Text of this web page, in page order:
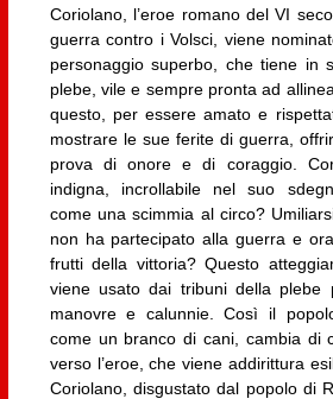
Coriolano, l’eroe romano del VI
guerra contro i Volsci, viene
personaggio superbo, che tiene in
plebe, vile e sempre pronta ad
questo, per essere amato e
mostrare le sue ferite di guerra,
prova di onore e di coraggio.
indigna, incrollabile nel suo
come una scimmia al circo?
non ha partecipato alla guerra e
frutti della vittoria? Questo
viene usato dai tribuni della plebe
manovre e calunnie. Così il
come un branco di cani, cambia di
verso l’eroe, che viene addirittura
Coriolano, disgustato dal popolo di